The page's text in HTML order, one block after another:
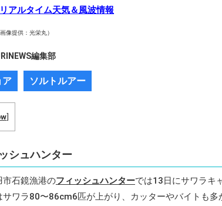
アルタイム天気＆風波情報
像提供：光栄丸）
編集部
ア ソルトルアー
]
シュハンター
市石鏡漁港のフィッシュハンターでは13日にサワラキ
サワラ80〜86cm6匹が上がり、カッターやバイトも